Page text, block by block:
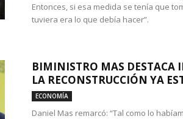
Entonces, si esa medida se tenía que
tuviera era lo que debía hacer”.
BIMINISTRO MAS DESTACA
LA RECONSTRUCCIÓN YA
ECONOMÍA
Daniel Mas remarcó: “Tal como lo